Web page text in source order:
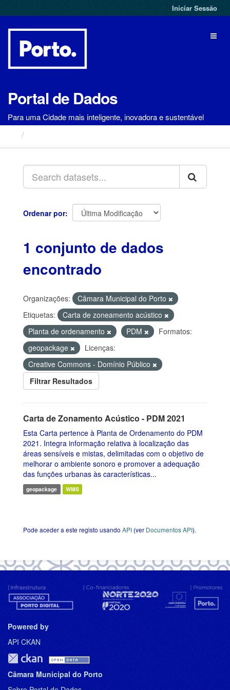
para
Iniciar Sessão
Portal de Dados
Para uma Cidade mais inteligente, inovadora e sustentável
Ordenar por
1 conjunto de dados
encontrado
Organizações:
Câmara Municipal do Porto
Etiquetas:
Carta de zoneamento acústico
Planta de ordenamento
PDM
Formatos:
geopackage
Licenças:
Creative Commons - Domínio Público
Filtrar Resultados
Carta de Zonamento Acústico - PDM 2021
Esta Carta pertence à Planta de Ordenamento do PDM
2021. Integra informação relativa à localização das
áreas sensíveis e mistas, delimitadas com o objetivo de
melhorar o ambiente sonoro e promover a adequação
das funções urbanas às características...
geopackage WMS
Pode aceder a este registo usando API(ver Documentos API).
Powered by
API CKAN
Câmara Municipal do Porto